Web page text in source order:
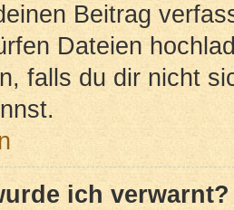
Beitrag
Dateien
falls du dir nicht
ich verwarnt?